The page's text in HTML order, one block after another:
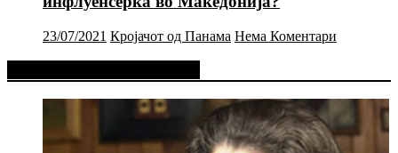
23/07/2021 Кројачот од Панама Нема Коментари